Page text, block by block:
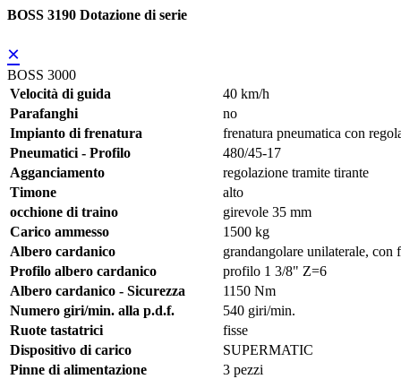
BOSS 3190 Dotazione di serie
×
BOSS 3000
Velocità di guida
40 km/h
Parafanghi
no
Impianto di frenatura
frenatura pneumatica con
Pneumatici - Profilo
480/45-17
Agganciamento
regolazione tramite tirante
Timone
alto
occhione di traino
girevole 35 mm
Carico ammesso
1500 kg
Albero cardanico
grandangolare unilaterale,
Profilo albero cardanico
profilo 1 3/8" Z=6
Albero cardanico - Sicurezza
1150 Nm
Numero giri/min. alla p.d.f.
540 giri/min.
Ruote tastatrici
fisse
Dispositivo di carico
SUPERMATIC
Pinne di alimentazione
3 pezzi